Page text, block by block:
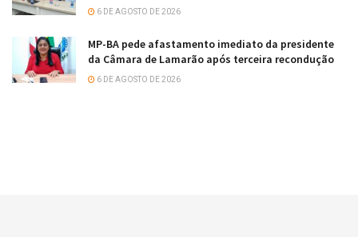
6 DE AGOSTO DE 2026
MP-BA pede afastamento imediato da presidente
da Câmara de Lamarão após terceira recondução
6 DE AGOSTO DE 2026